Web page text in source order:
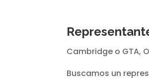
Cambridge o GTA,
Buscamos un